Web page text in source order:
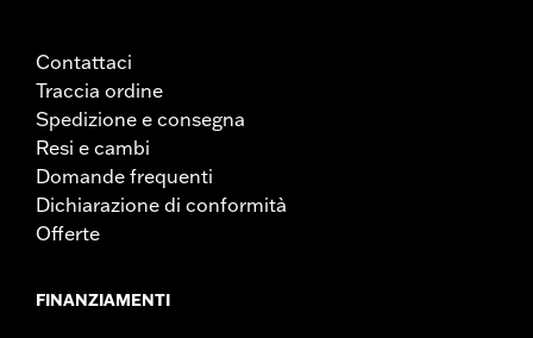
Contattaci
Traccia ordine
Spedizione e consegna
Resi e cambi
Domande frequenti
Dichiarazione di conformità
Offerte
FINANZIAMENTI